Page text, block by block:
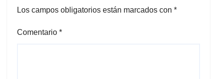
Los campos obligatorios están marcados con *
Comentario *